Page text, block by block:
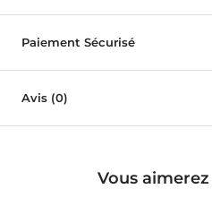
Paiement Sécurisé
Avis (0)
Vous